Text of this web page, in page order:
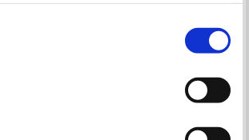
mit unzureichendem
verarbeiten. Es besteht die Gefahr,
und Überwachungszwecken von
werden, ohne dass Sie sich mit
genau gesetzt werden, wie lang sie